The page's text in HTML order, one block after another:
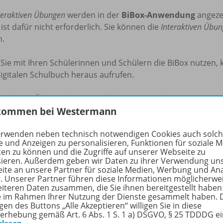
Übungenwerden in der BiBox-Anwendung
ist dafür nicht erforderlich. Sie können die Interaktiven
mit Ihren Schülerinnen und Schülern die BiBox nutzen,
Schulbuch heraus aufrufen.
Übungenkönnen auf dem PC (Windows/macOS)
fortgesetzt werden.
Informationen zum Kauf und zur Nutzung finden
für Lehrkräfte und Referendar/-innen
Sie sich 100% Rabatt auf Ihr digitales Prüfstück.
Sie die gewünschteInteraktive Übungaus.
bei Westermann
neben technisch notwendigen Cookies auch
und Anzeigen zu personalisieren, Funktionen für soziale
zu können und die Zugriffe auf unserer Webseite zu
Außerdem geben wir Daten zu ihrer Verwendung
an unsere Partner für soziale Medien, Werbung und
Unserer Partner führen diese Informationen
Daten zusammen, die Sie ihnen bereitgestellt
im Rahmen Ihrer Nutzung der Dienste gesammelt haben.
des Buttons „Alle Akzeptieren“ willigen Sie in diese
gemäß Art. 6 Abs. 1 S. 1 a) DSGVO, § 25 TDDDG